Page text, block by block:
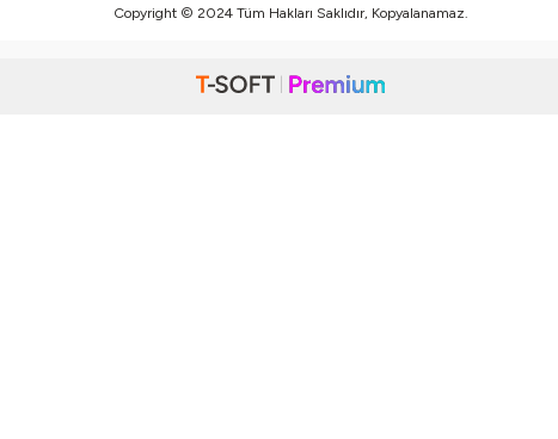
Copyright © 2024 Tüm Hakları Saklıdır, Kopyalanamaz.